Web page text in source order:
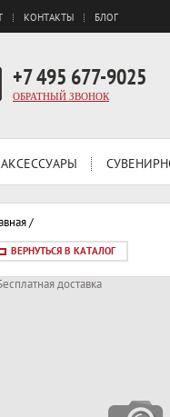
КОНТАКТЫ БЛОГ
+7 495 677-9025
ОБРАТНЫЙ ЗВОНОК
АКСЕССУАРЫ
/
ВЕРНУТЬСЯ В КАТАЛОГ
доставка